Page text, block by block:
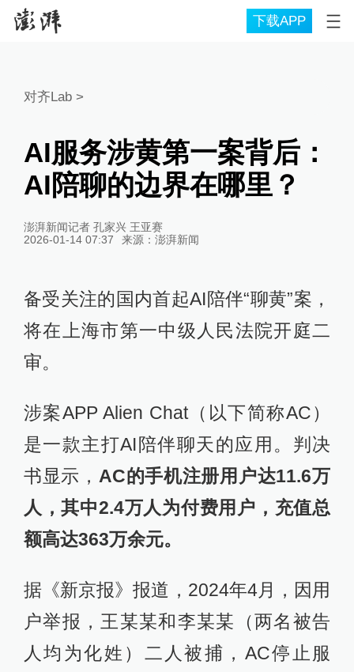
下载APP
对齐Lab>
AI服务涉黄第一案背后：
AI陪聊的边界在哪里？
澎湃新闻记者 孔家兴 王亚赛
2026-01-14 07:37
来源： 澎湃新闻
备受关注的国内首起AI陪伴“聊黄”案，
将在上海市第一中级人民法院开庭二
审。
涉案APP Alien Chat（以下简称AC）
是一款主打AI陪伴聊天的应用。判决
书显示， AC的手机注册用户达11.6万
人，其中2.4万人为付费用户，充值总
额高达363万余元。
据《新京报》报道，2024年4月，因用
户举报，王某某和李某某（两名被告
人均为化姓）二人被捕，AC停止服